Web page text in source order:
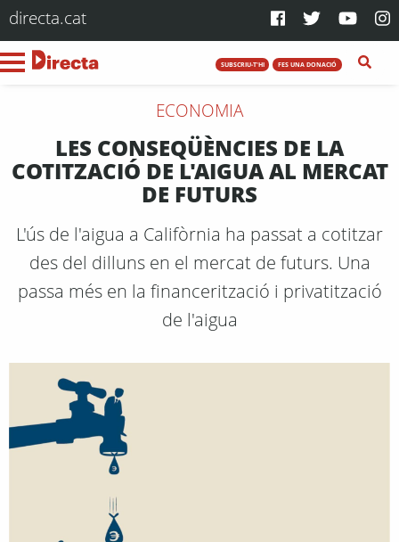
directa.cat
SUBSCRIU-T'HI FES UNA DONACIÓ
ECONOMIA
LES CONSEQÜÈNCIES DE LA
COTITZACIÓ DE L'AIGUA AL MERCAT
DE FUTURS
L'ús de l'aigua a Califòrnia ha passat a cotitzar
des del dilluns en el mercat de futurs. Una
passa més en la financerització i privatització
de l'aigua